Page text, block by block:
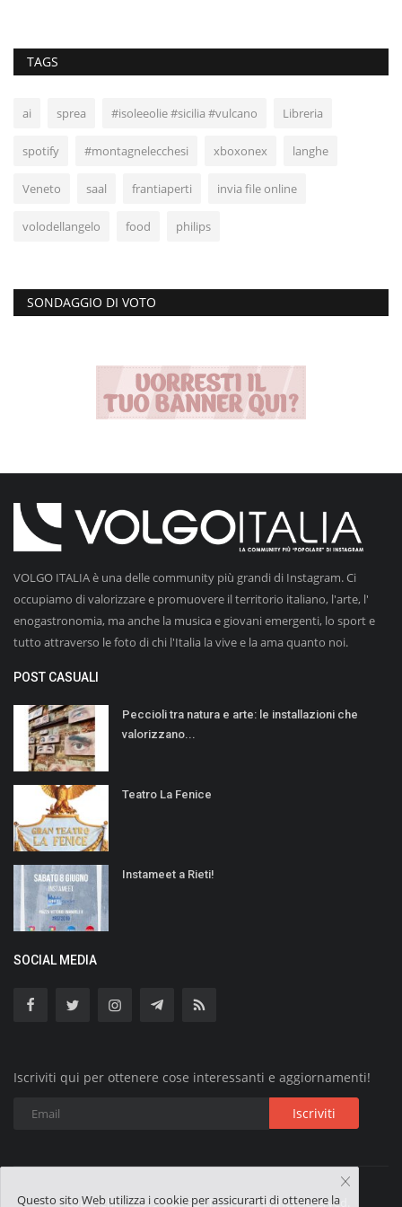
TAGS
ai sprea #isoleeolie #sicilia #vulcano Libreria
spotify #montagnelecchesi xboxonex langhe
Veneto saal frantiaperti invia file online
volodellangelo food philips
SONDAGGIO DI VOTO
VOLGO ITALIA è una delle community più grandi di Instagram. Ci
occupiamo di valorizzare e promuovere il territorio italiano, l'arte, l'
enogastronomia, ma anche la musica e giovani emergenti, lo sport e
tutto attraverso le foto di chi l'Italia la vive e la ama quanto noi.
POST CASUALI
Peccioli tra natura e arte: le installazioni che
valorizzano...
Teatro La Fenice
Instameet a Rieti!
SOCIAL MEDIA
Iscriviti qui per ottenere cose interessanti e aggiornamenti!
Iscriviti
Copyright © 2019 VOLGO ITALIA - All Rights Reserved.
Questo sito Web utilizza i cookie per assicurarti di ottenere la